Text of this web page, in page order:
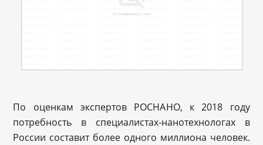
По оценкам экспертов РОСНАНО, к 2018 году
потребность в специалистах-нанотехнологах в
России составит более одного миллиона человек.